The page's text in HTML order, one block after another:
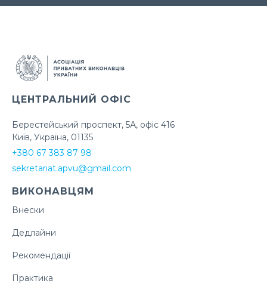
ЦЕНТРАЛЬНИЙ ОФІС
Берестейський проспект, 5А, офіс 416
Київ, Україна, 01135
+380 67 383 87 98
sekretariat.apvu@gmail.com
ВИКОНАВЦЯМ
Внески
Дедлайни
Рекомендації
Практика